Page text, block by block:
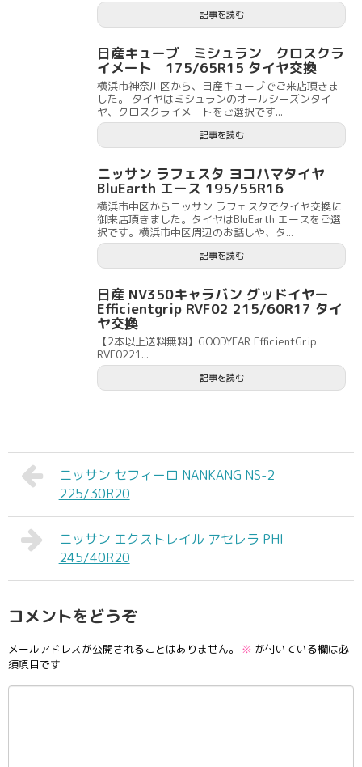
記事を読む
日産キューブ ミシュラン クロスクラ
イメート 175/65R15 タイヤ交換
横浜市神奈川区から、日産キューブでご来店頂きま
した。 タイヤはミシュランのオールシーズンタイ
ヤ、クロスクライメートをご選択です...
記事を読む
ニッサン ラフェスタ ヨコハマタイヤ
BluEarth エース 195/55R16
横浜市中区からニッサン ラフェスタでタイヤ交換に
御来店頂きました。タイヤはBluEarth エースをご選
択です。横浜市中区周辺のお話しや、タ...
記事を読む
日産 NV350キャラバン グッドイヤー
Efficientgrip RVF02 215/60R17 タイ
ヤ交換
【2本以上送料無料】GOODYEAR EfficientGrip
RVF0221...
記事を読む
ニッサン セフィーロ NANKANG NS-2
225/30R20
ニッサン エクストレイル アセレラ PHI
245/40R20
コメントをどうぞ
メールアドレスが公開されることはありません。 ※ が付いている欄は必
須項目です